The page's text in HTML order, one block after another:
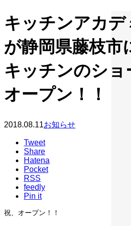
キッチンアカ
が静岡県藤枝市
キッチンのシ
オープン！！
2018.08.11お知らせ
Tweet
Share
Hatena
Pocket
RSS
feedly
Pin it
祝、オープン！！